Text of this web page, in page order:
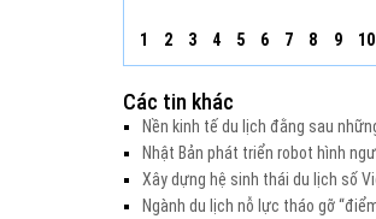
1 2 3 4 5 6 7 8 9 10
Các tin khác
Nền kinh tế du lịch đằng sau
Nhật Bản phát triển robot hình
Xây dựng hệ sinh thái du lịch số
Ngành du lịch nỗ lực tháo gỡ